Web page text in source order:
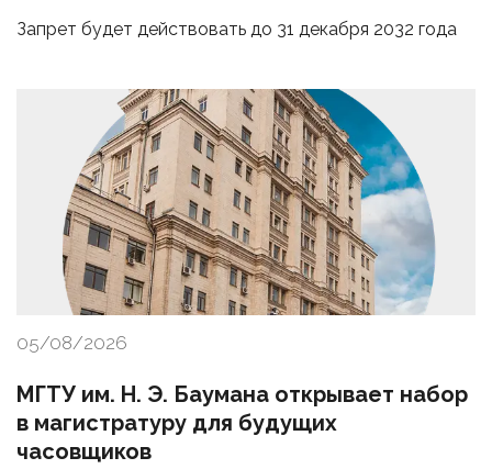
Запрет будет действовать до 31 декабря 2032 года
05/08/2026
МГТУ им. Н. Э. Баумана открывает набор
в магистратуру для будущих
часовщиков